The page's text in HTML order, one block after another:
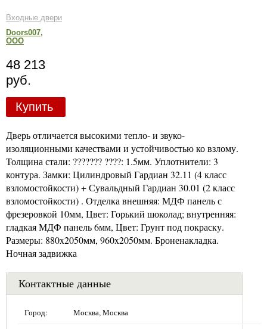
Входные двери
Doors007,
ООО
48 213
руб.
Купить
Дверь отличается высокими тепло- и звуко-
изоляционными качествами и устойчивостью ко взлому.
Толщина стали: ??????? ????: 1.5мм. Уплотнители: 3
контура. Замки: Цилиндровый Гардиан 32.11 (4 класс
взломостойкости) + Сувальдный Гардиан 30.01 (2 класс
взломостойкости) . Отделка внешняя: МДФ панель с
фрезеровкой 10мм, Цвет: Горький шоколад; внутренняя:
гладкая МДФ панель 6мм, Цвет: Грунт под покраску.
Размеры: 880x2050мм, 960x2050мм. Броненакладка.
Ночная задвижка
Контактные данные
Город: Москва, Москва